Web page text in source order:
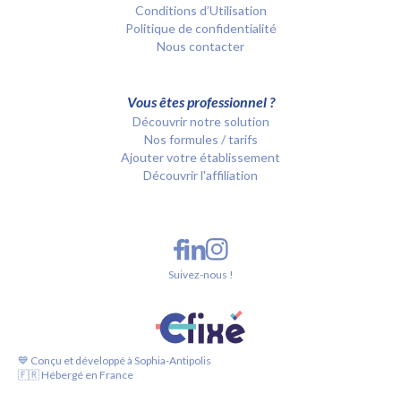
Conditions d’Utilisation
Politique de confidentialité
Nous contacter
Vous êtes professionnel ?
Découvrir notre solution
Nos formules / tarifs
Ajouter votre établissement
Découvrir l'affiliation
💙 Conçu et développé à Sophia-Antipolis
🇫🇷 Hébergé en France
Suivez-nous !